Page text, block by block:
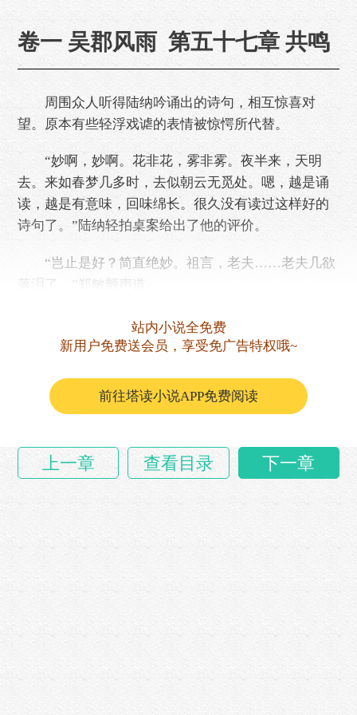
卷一 吴郡风雨 第五十七章 共鸣
周围众人听得陆纳吟诵出的诗句，相互惊喜对
望。原本有些轻浮戏谑的表情被惊愕所代替。
“妙啊，妙啊。花非花，雾非雾。夜半来，天明
去。来如春梦几多时，去似朝云无觅处。嗯，越是诵
读，越是有意味，回味绵长。很久没有读过这样好的
诗句了。”陆纳轻拍桌案给出了他的评价。
“岂止是好？简直绝妙。祖言，老夫……老夫几欲
落泪了。”郑敏颤声道。
陆纳微微点头。他理……
站内小说全免费
新用户免费送会员，享受免广告特权哦~
前往塔读小说APP免费阅读
上一章 查看目录 下一章